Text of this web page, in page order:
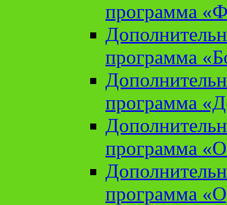
программа
программа
программа
программа
программа